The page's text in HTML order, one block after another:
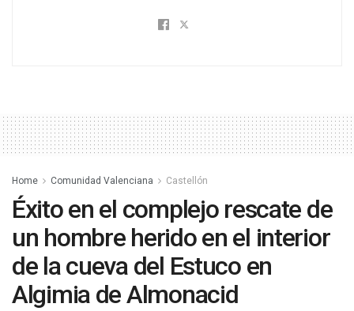
Home Comunidad Valenciana Castellón
Éxito en el complejo rescate de
un hombre herido en el interior
de la cueva del Estuco en
Algimia de Almonacid